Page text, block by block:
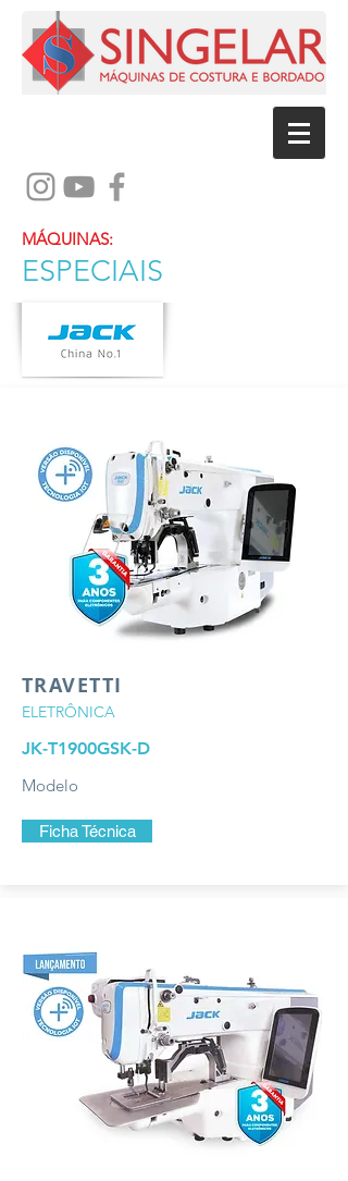
MÁQUINAS:
ESPECIAIS
TRAVETTI
ELETRÔNICA
JK-T1900GSK-D
Modelo
Ficha Técnica